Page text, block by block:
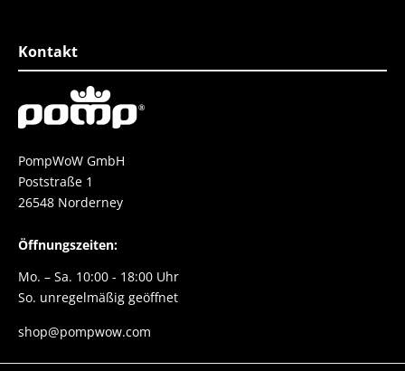
Kontakt
PompWoW GmbH
Poststraße 1
26548 Norderney
Öffnungszeiten:
Mo. – Sa. 10:00 - 18:00 Uhr
So. unregelmäßig geöffnet
shop@pompwow.com